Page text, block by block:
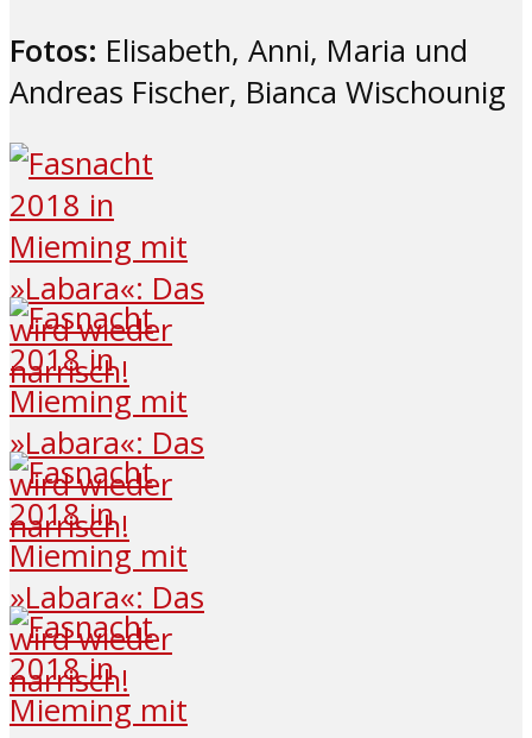
Fotos: Elisabeth, Anni, Maria und
Andreas Fischer, Bianca Wischounig